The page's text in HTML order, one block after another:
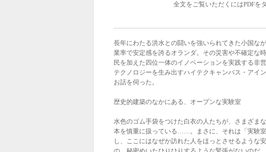
全文をご覧いただくにはPDFを
長年にわたる洪水との闘いを強いられてきた小国な
業率で安定感を誇るオランダ。その災害や不確定な
民を加えた四位一体のイノベーションを実践する非
テクノロジーを生み出すハイテクキャンパス・アイ
お話を伺った。
歴史的建築のなかにある、オープンな実験室
水色のゴム手袋をつけた白衣の人たちが、さまざま
本を慎重に扱っている……。まさに、それは「実験
し、ここにはなぜか訪れた人をほっとさせるような